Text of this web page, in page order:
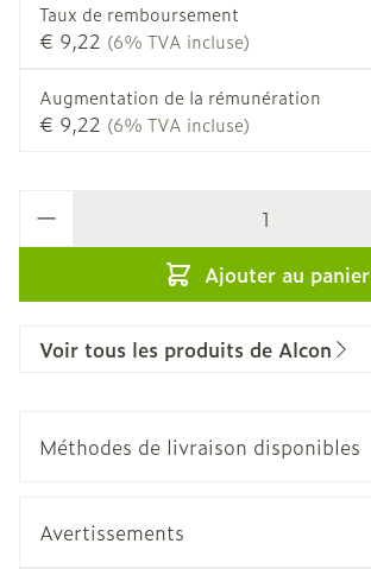
Taux de remboursement
€ 9,22 (6% TVA incluse)
Augmentation de la rémunération
€ 9,22 (6% TVA incluse)
Ajouter au panier
Voir tous les produits de Alcon
Méthodes de livraison disponibles
Avertissements